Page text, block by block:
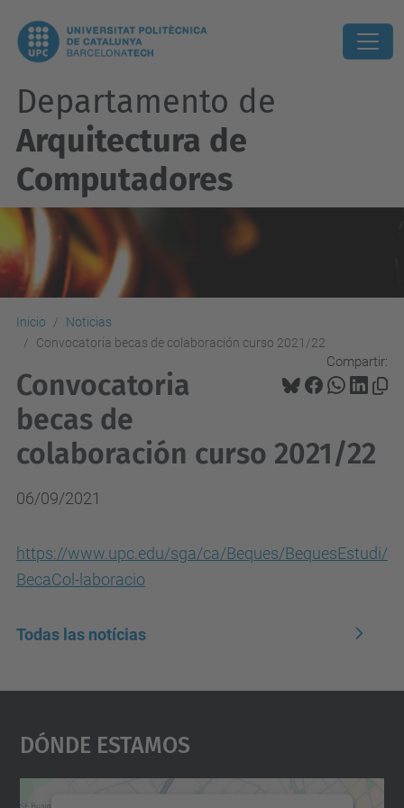
Departamento de
Arquitectura de
Computadores
Inicio
Noticias
Convocatoria becas de colaboración curso 2021/22
Compartir:
Convocatoria
becas de
colaboración curso 2021/22
06/09/2021
https://www.upc.edu/sga/ca/Beques/BequesEstudi/
BecaCol-laboracio
Todas las notícias
Dónde Estamos